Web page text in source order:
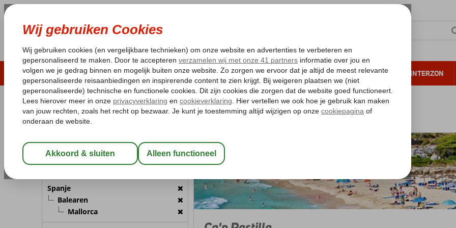
LAST MINUTE ZOMER 2026 ZONVAKANTIE VERRE REIZEN ALL INCLUSIVE WINTERZON
Pakketgarantie Laagsteprijsgarantie* Gratis annuleren*
REISGEZELSCHAP
Wijzig Reisgezelschap
Spanje
Balearen
Mallorca